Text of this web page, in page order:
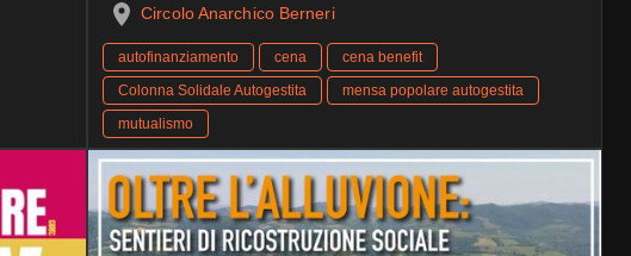
Circolo Anarchico Berneri
autofinanziamento cena
cena benefit
Colonna Solidale Autogestita
mensa popolare autogestita
mutualismo